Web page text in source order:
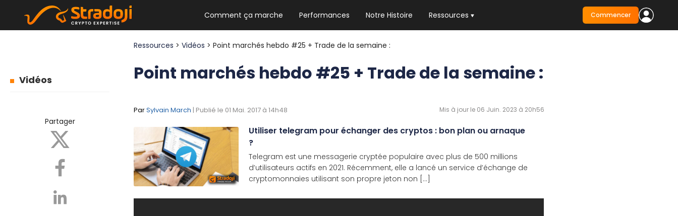
Comment ça marche Performances Notre Histoire Ressources
NEWSLETTER HEBDO
Les news crypto dont vous avez besoin
Commencer
Vidéos
Partager
Ressources >Vidéos > Point marchés hebdo #25 + Trade de la semaine :
Point marchés hebdo #25 + Trade de la semaine :
ParSylvain March | Publié le 01 Mai. 2017 à 14h48 Mis à jour le 06 Juin. 2023 à 20h56
Utiliser telegram pour échanger des cryptos : bon plan ou arnaque
?
Telegram est une messagerie cryptée populaire avec plus de 500 millions
d’utilisateurs actifs en 2021. Récemment, elle a lancé un service d’échange de
cryptomonnaies utilisant son propre jeton non [...]